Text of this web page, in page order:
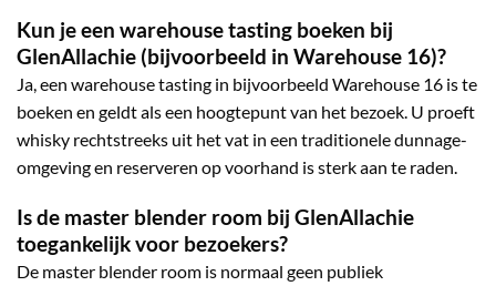
Kun je een warehouse tasting boeken bij
GlenAllachie (bijvoorbeeld in Warehouse 16)?
Ja, een warehouse tasting in bijvoorbeeld Warehouse 16 is te
boeken en geldt als een hoogtepunt van het bezoek. U proeft
whisky rechtstreeks uit het vat in een traditionele dunnage-
omgeving en reserveren op voorhand is sterk aan te raden.
Is de master blender room bij GlenAllachie
toegankelijk voor bezoekers?
De master blender room is normaal geen publiek